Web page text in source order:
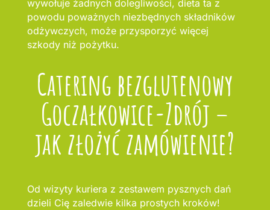
wywołuje żadnych dolegliwości, dieta ta z
powodu poważnych niezbędnych składników
odżywczych, może przysporzyć więcej
szkody niż pożytku.
Catering bezglutenowy
Goczałkowice-Zdrój –
jak złożyć zamówienie?
Od wizyty kuriera z zestawem pysznych dań
dzieli Cię zaledwie kilka prostych kroków!